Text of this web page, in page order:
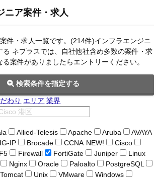
ニア案件・求人
件・求人一覧です。(214件)インフラエンジニ
る ネプラスでは、自社他社含め多数の案件・求
案件がありましたらエントリーください。
検索条件を指定する
わり エリア 業界
Allied-Telesis Apache Aruba
AVAYA
IP Brocade CCNA NEW!
Cisco
F5 Firewall FortiGate Juniper
Linux
Nginx Oracle Paloalto
PostgreSQL
Tomcat Unix VMware
Windows